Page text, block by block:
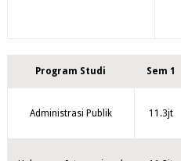
Program Studi Sem 1
Administrasi Publik 11.3jt